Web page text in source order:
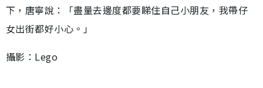
下，唐寧說：「盡量去邊度都要睇住自己小朋友，我帶仔
女出街都好小心。」
攝影：Lego